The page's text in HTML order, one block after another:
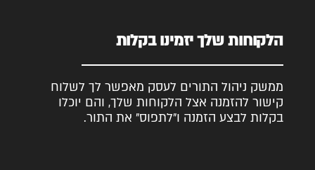
הלקוחות שלך יזמינו בקלות
ממשק ניהול התורים לעסק מאפשר לך לשלוח
קישור להזמנה אצל הלקוחות שלך, והם יוכלו
בקלות לבצע הזמנה ו״לתפוס״ את התור.